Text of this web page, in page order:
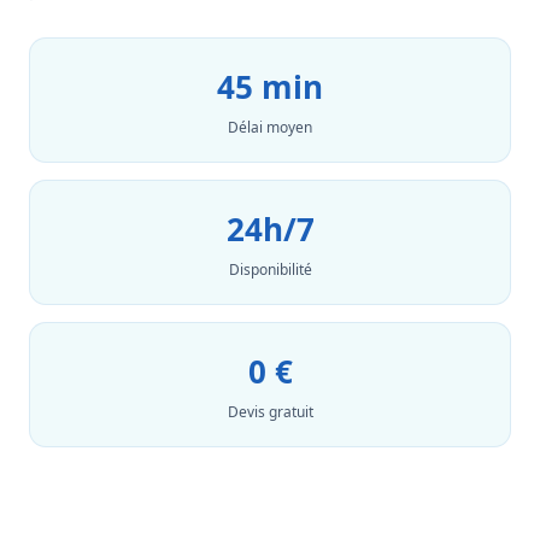
45 min
Délai moyen
24h/7
Disponibilité
0 €
Devis gratuit